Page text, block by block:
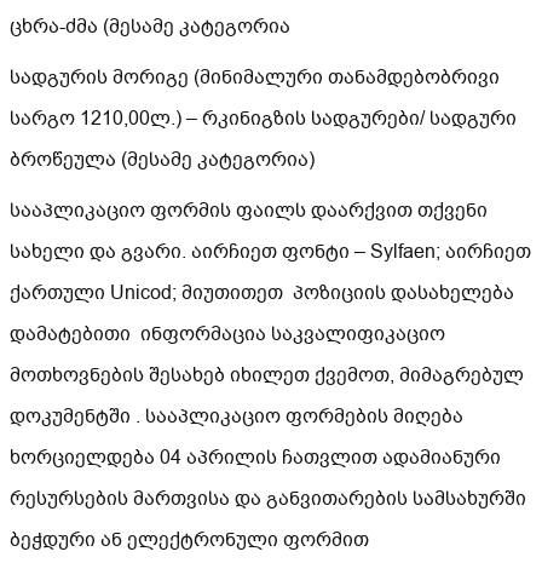
ცხრა-ძმა (მესამე კატეგორია
სადგურის მორიგე (მინიმალური თანამდებობრივი
სარგო 1210,00ლ.) – რკინიგზის სადგურები/ სადგური
ბროწეულა (მესამე კატეგორია)
სააპლიკაციო ფორმის ფაილს დაარქვით თქვენი
სახელი და გვარი. აირჩიეთ ფონტი – Sylfaen; აირჩიეთ
ქართული Unicod; მიუთითეთ პოზიციის დასახელება
დამატებითი ინფორმაცია საკვალიფიკაციო
მოთხოვნების შესახებ იხილეთ ქვემოთ, მიმაგრებულ
დოკუმენტში . სააპლიკაციო ფორმების მიღება
ხორციელდება 04 აპრილის ჩათვლით ადამიანური
რესურსების მართვისა და განვითარების სამსახურში
ბეჭდური ან ელექტრონული ფორმით